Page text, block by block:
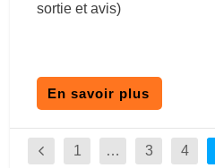
sortie et avis)
En savoir plus
1 … 3 4